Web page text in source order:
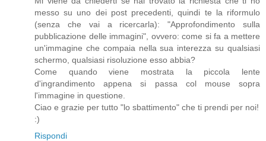
messo su uno dei post precedenti, quindi te la riformulo
(senza che vai a ricercarla): "Approfondimento sulla
pubblicazione delle immagini", ovvero: come si fa a mettere
un'immagine che compaia nella sua interezza su qualsiasi
schermo, qualsiasi risoluzione esso abbia?
Come quando viene mostrata la piccola lente
d'ingrandimento appena si passa col mouse sopra
l'immagine in questione.
Ciao e grazie per tutto "lo sbattimento" che ti prendi per noi!
:)
Rispondi